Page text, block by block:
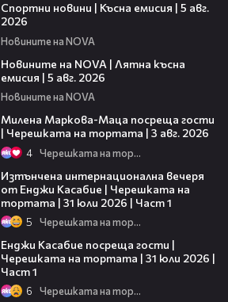
Спортни новини | Късна емисия | 5 авг.
2026
Новините на NOVA
Новините на NOVA | Лятна късна
емисия | 5 авг. 2026
Новините на NOVA
Милена Маркова-Маца посреща гости
| Черешката на тортата | 3 авг. 2026
4 Черешката на тортата
Изтънчена интернационална вечеря
от Енджи Касабие | Черешката на
тортата | 31 юли 2026 | Част 1
5 Черешката на тортата
Енджи Касабие посреща гости |
Черешката на тортата | 31 юли 2026 |
Част 1
6 Черешката на тортата